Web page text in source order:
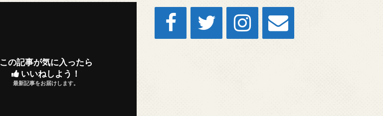
この記事が気に入ったら
いいねしよう！
最新記事をお届けします。